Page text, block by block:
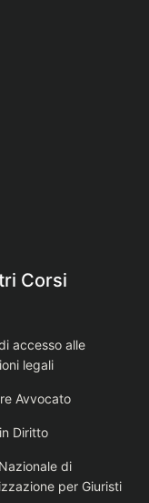
Corsi
accesso alle
legali
Avvocato
Diritto
di
per Giuristi